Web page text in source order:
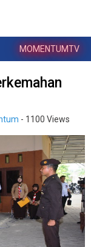
MOMENTUMTV
- 1100 Views